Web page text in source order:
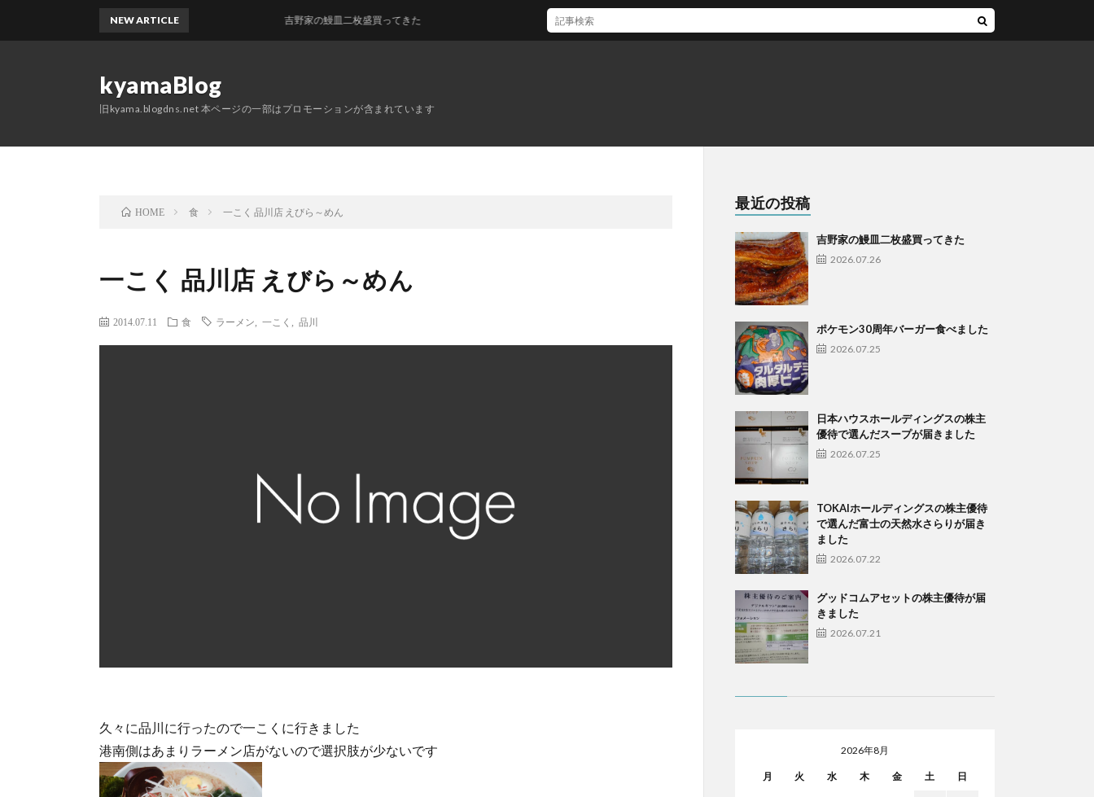
kyamaBlog
旧kyama.blogdns.net 本ページの一部はプロモーションが含まれています
NEW ARTICLE 吉野家の鰻皿二枚盛買ってきた
HOME 食 一こく 品川店 えびら～めん
一こく 品川店 えびら～めん
2014.07.11 食 ラーメン 一こく 品川
久々に品川に行ったので一こくに行きました
港南側はあまりラーメン店がないので選択肢が少ないです
最近の投稿
吉野家の鰻皿二枚盛買ってきた
2026.07.26
ポケモン30周年バーガー食べました
2026.07.25
日本ハウスホールディングスの株主
優待で選んだスープが届きました
2026.07.25
TOKAIホールディングスの株主優待
で選んだ富士の天然水さらりが届き
ました
2026.07.22
グッドコムアセットの株主優待が届
きました
2026.07.21
2026年8月
月 火 水 木 金 土 日